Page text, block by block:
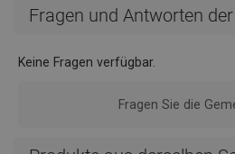
Fragen und Antworten
Keine Fragen verfügbar.
Fragen Sie die